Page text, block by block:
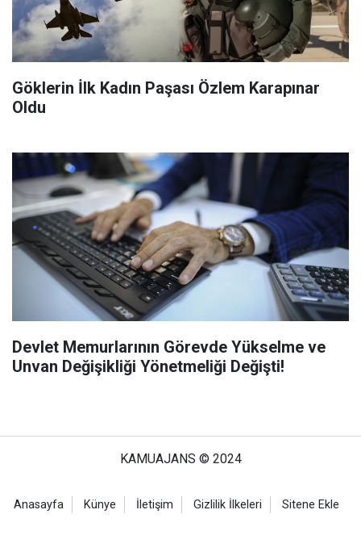
Göklerin İlk Kadın Paşası Özlem Karapınar
Oldu
Devlet Memurlarının Görevde Yükselme ve
Unvan Değişikliği Yönetmeliği Değişti!
KAMUAJANS © 2024
Anasayfa Künye İletişim Gizlilik İlkeleri Sitene Ekle